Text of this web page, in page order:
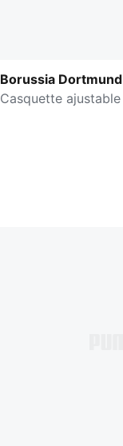
Borussia Dortmund
Casquette ajustable